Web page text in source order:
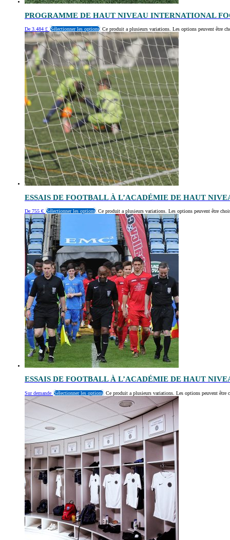
PROGRAMME DE HAUT NIVEAU INTERNATIONAL
De 3.484 £ Sélectionner les options Ce produit a plusieurs variations. Les options peuvent être
ESSAIS DE FOOTBALL À L’ACADÉMIE DE HAUT
De 755 € Sélectionner les options Ce produit a plusieurs variations. Les options peuvent être
ESSAIS DE FOOTBALL À L’ACADÉMIE DE HAUT
Sur demande Sélectionner les options Ce produit a plusieurs variations. Les options peuvent être